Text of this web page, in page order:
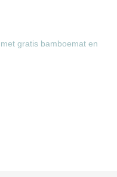
gratis bamboemat en